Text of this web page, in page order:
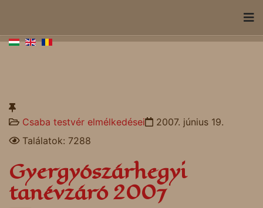
Csaba testvér elmélkedései
2007. június 19.
Találatok: 7288
Gyergyószárhegyi
tanévzáró 2007